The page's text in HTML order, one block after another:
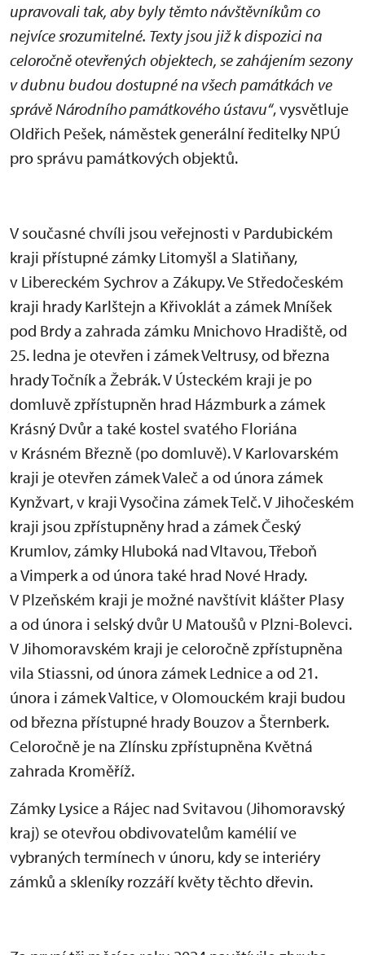
upravovali tak, aby byly těmto návštěvníkům co
nejvíce srozumitelné. Texty jsou již k dispozici na
celoročně otevřených objektech, se zahájením sezony
v dubnu budou dostupné na všech památkách ve
správě Národního památkového ústavu“, vysvětluje
Oldřich Pešek, náměstek generální ředitelky NPÚ
pro správu památkových objektů.
V současné chvíli jsou veřejnosti v Pardubickém
kraji přístupné zámky Litomyšl a Slatiňany,
v Libereckém Sychrov a Zákupy. Ve Středočeském
kraji hrady Karlštejn a Křivoklát a zámek Mníšek
pod Brdy a zahrada zámku Mnichovo Hradiště, od
25. ledna je otevřen i zámek Veltrusy, od března
hrady Točník a Žebrák. V Ústeckém kraji je po
domluvě zpřístupněn hrad Házmburk a zámek
Krásný Dvůr a také kostel svatého Floriána
v Krásném Březně (po domluvě). V Karlovarském
kraji je otevřen zámek Valeč a od února zámek
Kynžvart, v kraji Vysočina zámek Telč. V Jihočeském
kraji jsou zpřístupněny hrad a zámek Český
Krumlov, zámky Hluboká nad Vltavou, Třeboň
a Vimperk a od února také hrad Nové Hrady.
V Plzeňském kraji je možné navštívit klášter Plasy
a od února i selský dvůr U Matoušů v Plzni-Bolevci.
V Jihomoravském kraji je celoročně zpřístupněna
vila Stiassni, od února zámek Lednice a od 21.
února i zámek Valtice, v Olomouckém kraji budou
od března přístupné hrady Bouzov a Šternberk.
Celoročně je na Zlínsku zpřístupněna Květná
zahrada Kroměříž.
Zámky Lysice a Rájec nad Svitavou (Jihomoravský
kraj) se otevřou obdivovatelům kamélií ve
vybraných termínech v únoru, kdy se interiéry
zámků a skleníky rozzáří květy těchto dřevin.